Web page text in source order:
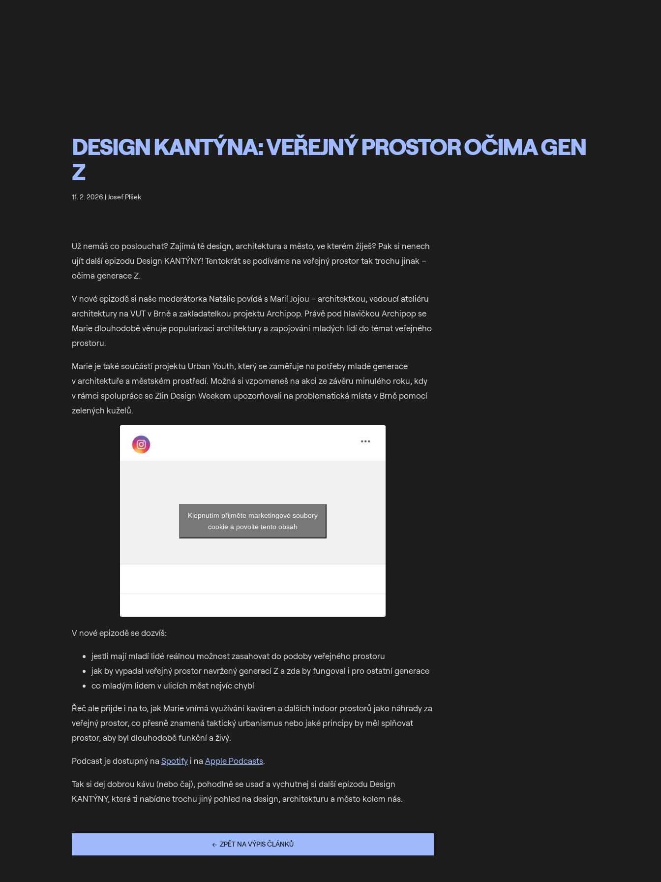
DESIGN KANTÝNA: VEŘEJNÝ PROSTOR OČIMA GEN
Z
11. 2. 2026 | Josef Plšek
Už nemáš co poslouchat? Zajímá tě design, architektura a město, ve kterém žiješ? Pak si nenech
ujít další epizodu Design KANTÝNY! Tentokrát se podíváme na veřejný prostor tak trochu jinak –
očima generace Z.
V nové epizodě si naše moderátorka Natálie povídá s Marií Jojou – architektkou, vedoucí ateliéru
architektury na VUT v Brně a zakladatelkou projektu Archipop. Právě pod hlavičkou Archipop se
Marie dlouhodobě věnuje popularizaci architektury a zapojování mladých lidí do témat veřejného
prostoru.
Marie je také součástí projektu Urban Youth, který se zaměřuje na potřeby mladé generace
v architektuře a městském prostředí. Možná si vzpomeneš na akci ze závěru minulého roku, kdy
v rámci spolupráce se Zlin Design Weekem upozorňovali na problematická místa v Brně pomocí
zelených kuželů.
Klepnutím přijměte marketingové soubory
cookie a povolte tento obsah
V nové epizodě se dozvíš:
jestli mají mladí lidé reálnou možnost zasahovat do podoby veřejného prostoru
jak by vypadal veřejný prostor navržený generací Z a zda by fungoval i pro ostatní generace
co mladým lidem v ulicích měst nejvíc chybí
Řeč ale přijde i na to, jak Marie vnímá využívání kaváren a dalších indoor prostorů jako náhrady za
veřejný prostor, co přesně znamená taktický urbanismus nebo jaké principy by měl splňovat
prostor, aby byl dlouhodobě funkční a živý.
Podcast je dostupný na Spotify i na Apple Podcasts.
Tak si dej dobrou kávu (nebo čaj), pohodlně se usaď a vychutnej si další epizodu Design
KANTÝNY, která ti nabídne trochu jiný pohled na design, architekturu a město kolem nás.
← ZPĚT NA VÝPIS ČLÁNKŮ